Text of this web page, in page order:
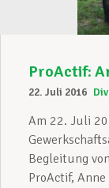
ProActif:
22. Juli 2016
Am 22. Juli
Begleitung
ProActif, Anne